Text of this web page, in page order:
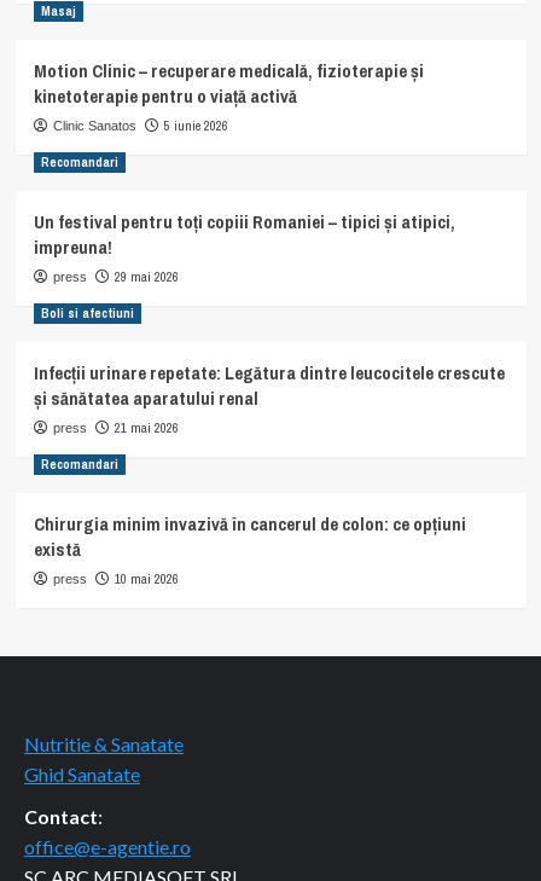
Masaj
Motion Clinic – recuperare medicală, fizioterapie și
kinetoterapie pentru o viață activă
Clinic Sanatos 5 iunie 2026
Recomandari
Un festival pentru toți copiii Romaniei – tipici și atipici,
impreuna!
press 29 mai 2026
Boli si afectiuni
Infecții urinare repetate: Legătura dintre leucocitele crescute
și sănătatea aparatului renal
press 21 mai 2026
Recomandari
Chirurgia minim invazivă în cancerul de colon: ce opțiuni
există
press 10 mai 2026
Nutritie & Sanatate
Ghid Sanatate
Contact:
office@e-agentie.ro